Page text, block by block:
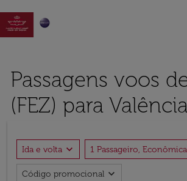

Passagens voos
(FEZ) para
Ida e volta expand_more 1 Passageiro, Econômica
Código promocional expand_more